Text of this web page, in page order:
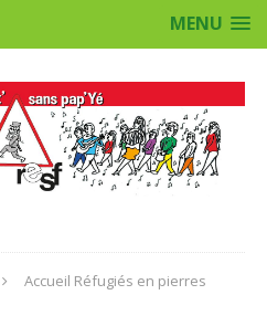
MENU
Accueil Réfugiés en pierres